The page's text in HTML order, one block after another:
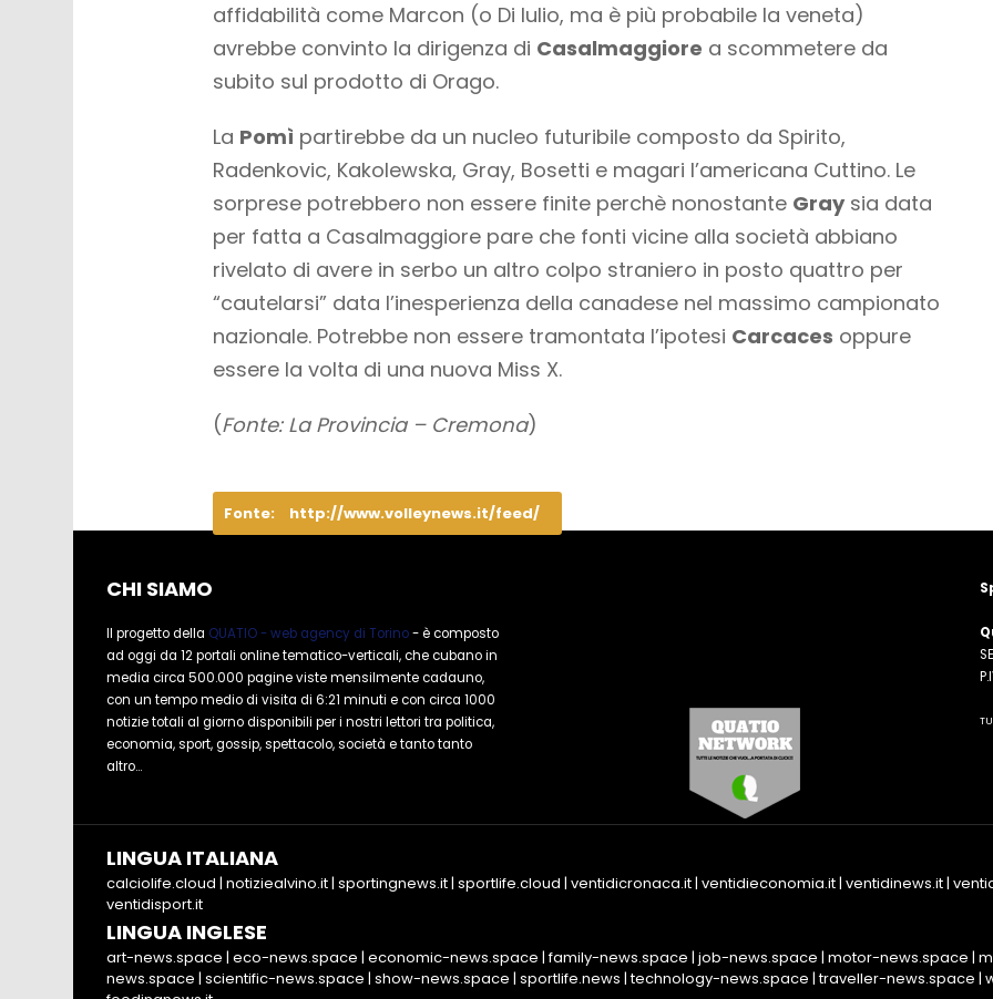
affidabilità come Marcon (o Di Iulio, ma è più probabile la veneta)
avrebbe convinto la dirigenza di Casalmaggiore a scommetere da
subito sul prodotto di Orago.
La Pomì partirebbe da un nucleo futuribile composto da Spirito,
Radenkovic, Kakolewska, Gray, Bosetti e magari l’americana Cuttino. Le
sorprese potrebbero non essere finite perchè nonostante Graysia data
per fatta a Casalmaggiore pare che fonti vicine alla società abbiano
rivelato di avere in serbo un altro colpo straniero in posto quattro per
“cautelarsi” data l’inesperienza della canadese nel massimo campionato
nazionale. Potrebbe non essere tramontata l’ipotesi Carcaces oppure
essere la volta di una nuova Miss X.
(Fonte: La Provincia – Cremona)
Fonte: http://www.volleynews.it/feed/
CHI SIAMO
Il progetto della QUATIO - web agency di Torino- è composto
ad oggi da 12 portali online tematico-verticali, che cubano in
media circa 500.000 pagine viste mensilmente cadauno,
con un tempo medio di visita di 6:21 minuti e con circa 1000
notizie totali al giorno disponibili per i nostri lettori tra politica,
economia, sport, gossip, spettacolo, società e tanto tanto
altro...
LINGUA ITALIANA
calciolife.cloud | notiziealvino.it| sportingnews.it| sportlife.cloud | ventidicronaca.it| ventidieconomia.it| ventidinews.it|
ventidisport.it
LINGUA INGLESE
art-news.space | eco-news.space | economic-news.space |family-news.space | job-news.space | motor-news.space |
news.space | scientific-news.space | show-news.space | sportlife.news |technology-news.space |traveller-news.space |